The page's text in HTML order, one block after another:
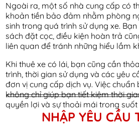
Ngoài ra, một số nhà cung cấp có
khoản tiền bảo đảm nhằm phòng
sinh trong quá trình sử dụng xe.
sách đặt cọc, điều kiện hoàn trả
liên quan để tránh những hiểu lầm
Khi thuê xe có lái, bạn cũng cần
trình, thời gian sử dụng và các yêu
đơn vị cung cấp dịch vụ. Việc
không chỉ giúp bạn tiết kiệm thời
quyền lợi và sự thoải mái trong suốt
NHẬP YÊU CẦU